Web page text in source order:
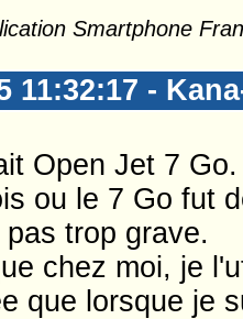
Smartphone
11:32:17 -
Open Jet 7
ou le 7 Go fut
trop grave.
chez moi, je
que lorsque je